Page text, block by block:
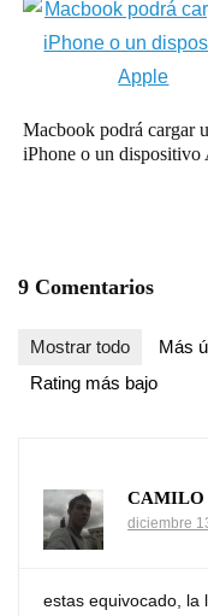
Macbook podrá cargar
iPhone o un dispositivo
9 Comentarios
Mostrar todo Más
Rating más bajo
CAMILO
diciembre
estas equivocado, la